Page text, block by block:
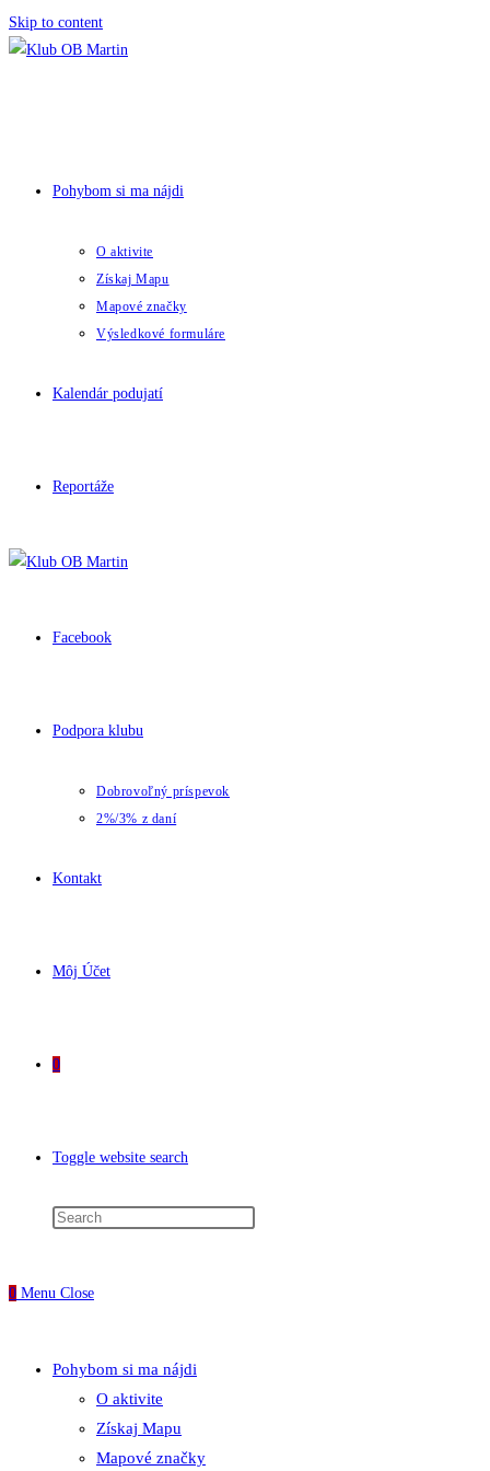
Skip to content
Pohybom si ma nájdi
O aktivite
Získaj Mapu
Mapové značky
Výsledkové formuláre
Kalendár podujatí
Reportáže
Facebook
Podpora klubu
Dobrovoľný príspevok
2%/3% z daní
Kontakt
Môj Účet
0
Toggle website search
0 Menu Close
Pohybom si ma nájdi
O aktivite
Získaj Mapu
Mapové značky